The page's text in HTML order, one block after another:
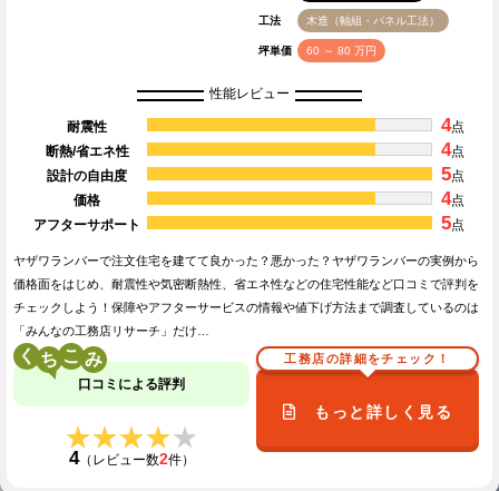
工法 木造（軸組・パネル工法）
坪単価 60 ～ 80 万円
性能レビュー
耐震性 4点
断熱/省エネ性
4点
設計の自由度
5点
価格
4点
アフターサポート
5点
ヤザワランバーで注文住宅を建てて良かった？悪かった？ヤザワランバーの実例から
価格面をはじめ、耐震性や気密断熱性、省エネ性などの住宅性能など口コミで評判を
チェックしよう！保障やアフターサービスの情報や値下げ方法まで調査しているのは
「みんなの工務店リサーチ」だけ…
く こ
口コミによる評判
★★★★★
★★★★★
4（レビュー数2件）
工務店の詳細をチェック！
もっと詳しく見る